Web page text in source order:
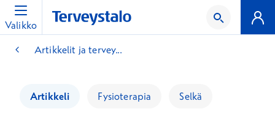
Valikko
Artikkelit ja tervey...
Artikkeli Fysioterapia Selkä